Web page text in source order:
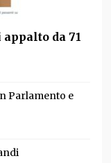
da 71
Parlamento e